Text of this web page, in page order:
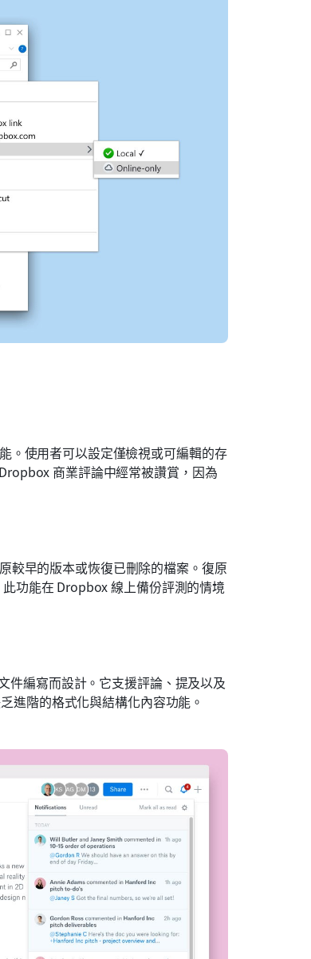
。使用者可以設定僅檢視或可編輯的存
商業評論中經常被讚賞，因為
較早的版本或恢復已刪除的檔案。復原
功能在 Dropbox 線上備份評測的情境
件編寫而設計。它支援評論、提及以及
進階的格式化與結構化內容功能。